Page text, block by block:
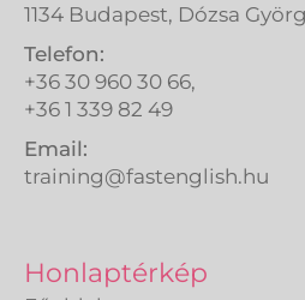
1134 Budapest, Dózsa
Telefon:
+36 30 960 30 66,
+36 1 339 82 49
Email:
training@fastenglish.hu
Honlaptérkép